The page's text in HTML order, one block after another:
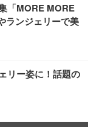
「MORE MORE
ランジェリーで美
リー姿に！話題の